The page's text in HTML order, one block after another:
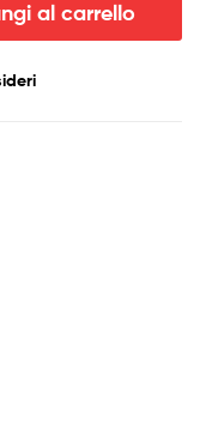
al carrello